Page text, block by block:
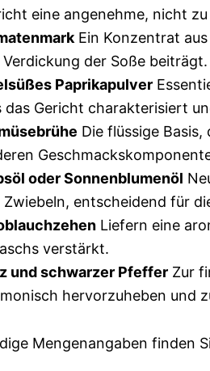
eine angenehme, nicht
Ein Konzentrat
Verdickung der Soße beiträgt.
Paprikapulver
das Gericht charakterisiert
Die flüssige
oder Sonnenblumenöl
Zwiebeln, entscheidend für
Liefern eine
verstärkt.
und schwarzer Pfeffer Zur
hervorzuheben und
Mengenangaben finden